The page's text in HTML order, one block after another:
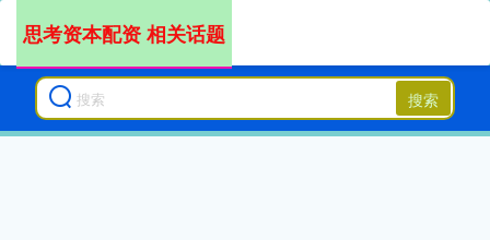
搜索
思考资本配资 相关话题